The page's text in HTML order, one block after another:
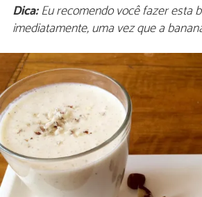
Dica:Eu recomendo você fazer esta
imediatamente, uma vez que a